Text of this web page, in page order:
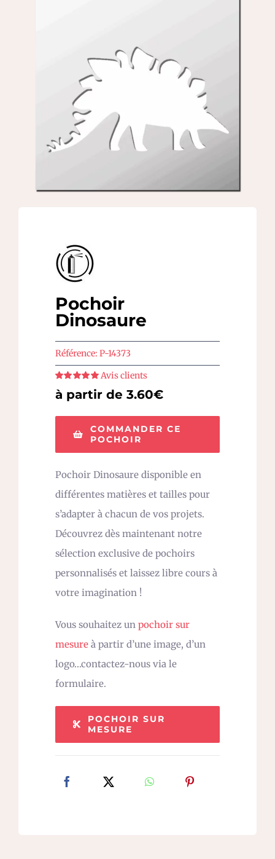
Pochoir
Dinosaure
Référence: P-14373
Note sur 5
Avis clients
à partir de 3.60€
COMMANDER CE
POCHOIR
Pochoir Dinosaure disponible en
différentes matières et tailles pour
s’adapter à chacun de vos projets.
Découvrez dès maintenant notre
sélection exclusive de pochoirs
personnalisés et laissez libre cours à
votre imagination !
Vous souhaitez un pochoir sur
mesure à partir d’une image, d’un
logo…contactez-nous via le
formulaire.
POCHOIR SUR
MESURE